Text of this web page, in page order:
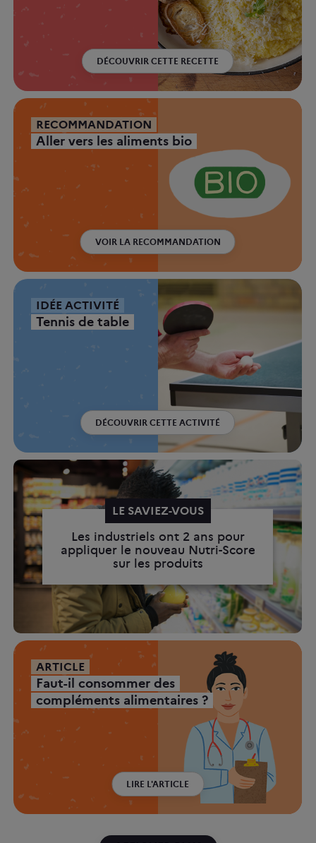
DÉCOUVRIR CETTE RECETTE
RECOMMANDATION
Aller vers les aliments bio
VOIR LA RECOMMANDATION
IDÉE ACTIVITÉ
Tennis de table
DÉCOUVRIR CETTE ACTIVITÉ
LE SAVIEZ-VOUS
Les industriels ont 2 ans pour
appliquer le nouveau Nutri-Score
sur les produits
ARTICLE
Faut-il consommer des
compléments alimentaires ?
LIRE L'ARTICLE